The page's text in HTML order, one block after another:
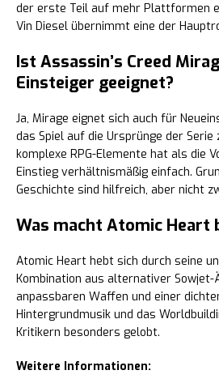
der erste Teil auf mehr Plattformen
Vin Diesel übernimmt eine der
Ist Assassin’s Creed
Einsteiger geeignet?
Ja, Mirage eignet sich auch für
das Spiel auf die Ursprünge der
komplexe RPG-Elemente hat als die
Einstieg verhältnismäßig einfach.
Geschichte sind hilfreich, aber nicht
Was macht Atomic Heart
Atomic Heart hebt sich durch seine
Kombination aus alternativer
anpassbaren Waffen und einer
Hintergrundmusik und das
Kritikern besonders gelobt.
Weitere Informationen: